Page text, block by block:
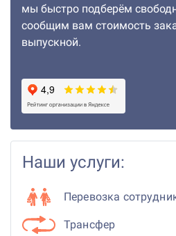
мы быстро подберём
сообщим вам стоимость
выпускной.
Наши услуги:
Перевозка
Трансфер